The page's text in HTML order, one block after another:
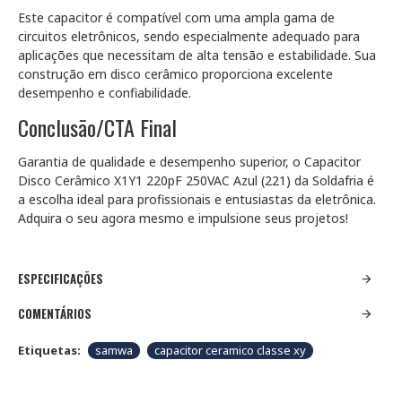
Este capacitor é compatível com uma ampla gama de
circuitos eletrônicos, sendo especialmente adequado para
aplicações que necessitam de alta tensão e estabilidade. Sua
construção em disco cerâmico proporciona excelente
desempenho e confiabilidade.
Conclusão/CTA Final
Garantia de qualidade e desempenho superior, o Capacitor
Disco Cerâmico X1Y1 220pF 250VAC Azul (221) da Soldafria é
a escolha ideal para profissionais e entusiastas da eletrônica.
Adquira o seu agora mesmo e impulsione seus projetos!
ESPECIFICAÇÕES
COMENTÁRIOS
Etiquetas: samwa capacitor ceramico classe xy